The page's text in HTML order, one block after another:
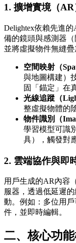
1. 擴增實境（
Delightex依賴先進
備的鏡頭與感測器
並將虛擬物件無縫
空間映射（
與地圖構建）
固「錨定」在
光線追蹤（
整虛擬物體的
物件識別（
學習模型可識
具），觸發對
2. 雲端協作與即
用戶生成的AR內容
服器，透過低延遲
動。例如：多位用
件，並即時編輯。
二、核心功能